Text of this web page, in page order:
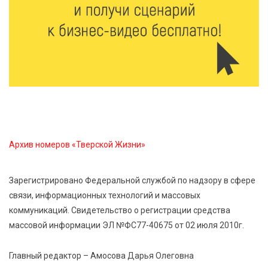
физкультурника турниром по настольному теннису
Защита с первых дней: почему так важна
вакцинация новорождённых
Виталий Королев поздравил ветерана из Твери со
Архив номеров «Тверской Жизни»
Зарегистрировано Федеральной службой по надзору в сфере
связи, информационных технологий и массовых
коммуникаций. Свидетельство о регистрации средства
массовой информации ЭЛ №ФС77-40675 от 02 июля 2010г.
Главный редактор – Амосова Дарья Олеговна